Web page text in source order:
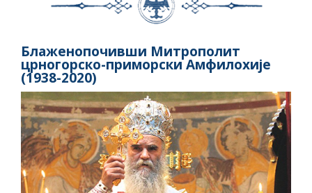
Блаженопочивши Митрополит
црногорско-приморски Амфилохије
(1938-2020)